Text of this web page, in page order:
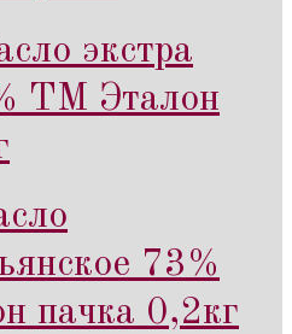
экстра
ТМ Эталон
73%
пачка 0,2кг